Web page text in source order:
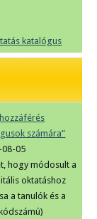
katalógus
számára”
08-05
hogy módosult a
oktatáshoz
a tanulók és a